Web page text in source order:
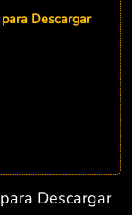
Descargar
Descargar